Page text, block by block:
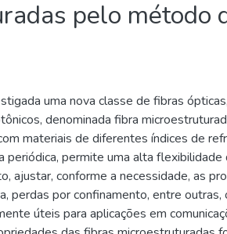
pelo método
uma nova classe de fibras
denominada fibra
materiais de diferentes índices de
periódica, permite uma alta flexibilidade
ajustar, conforme a necessidade, as
perdas por confinamento, entre outras,
úteis para aplicações em